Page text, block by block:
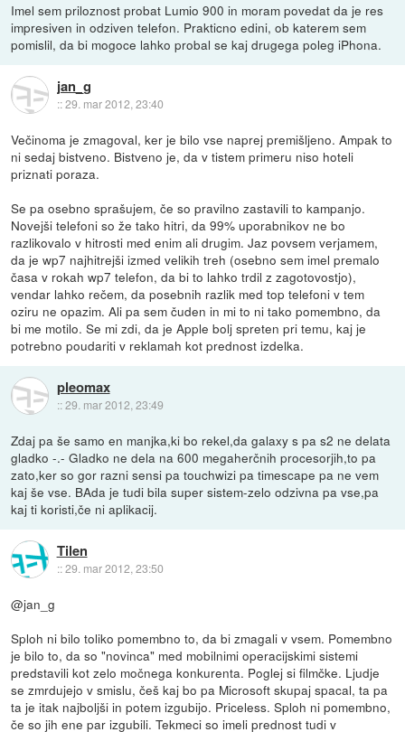
Imel sem priloznost probat Lumio 900 in moram povedat da je res
impresiven in odziven telefon. Prakticno edini, ob katerem sem
pomislil, da bi mogoce lahko probal se kaj drugega poleg iPhona.
jan_g
::29. mar 2012, 23:40
Večinoma je zmagoval, ker je bilo vse naprej premišljeno. Ampak to
ni sedaj bistveno. Bistveno je, da v tistem primeru niso hoteli
priznati poraza.
Se pa osebno sprašujem, če so pravilno zastavili to kampanjo.
Novejši telefoni so že tako hitri, da 99% uporabnikov ne bo
razlikovalo v hitrosti med enim ali drugim. Jaz povsem verjamem,
da je wp7 najhitrejši izmed velikih treh (osebno sem imel premalo
časa v rokah wp7 telefon, da bi to lahko trdil z zagotovostjo),
vendar lahko rečem, da posebnih razlik med top telefoni v tem
oziru ne opazim. Ali pa sem čuden in mi to ni tako pomembno, da
bi me motilo. Se mi zdi, da je Apple bolj spreten pri temu, kaj je
potrebno poudariti v reklamah kot prednost izdelka.
pleomax
::29. mar 2012, 23:49
Zdaj pa še samo en manjka,ki bo rekel,da galaxy s pa s2 ne delata
gladko -.- Gladko ne dela na 600 megaherčnih procesorjih,to pa
zato,ker so gor razni sensi pa touchwizi pa timescape pa ne vem
kaj še vse. BAda je tudi bila super sistem-zelo odzivna pa vse,pa
kaj ti koristi,če ni aplikacij.
Tilen
::29. mar 2012, 23:50
@jan_g
Sploh ni bilo toliko pomembno to, da bi zmagali v vsem. Pomembno
je bilo to, da so "novinca" med mobilnimi operacijskimi sistemi
predstavili kot zelo močnega konkurenta. Poglej si filmčke. Ljudje
se zmrdujejo v smislu, češ kaj bo pa Microsoft skupaj spacal, ta pa
ta je itak najboljši in potem izgubijo. Priceless. Sploh ni pomembno,
če so jih ene par izgubili. Tekmeci so imeli prednost tudi v